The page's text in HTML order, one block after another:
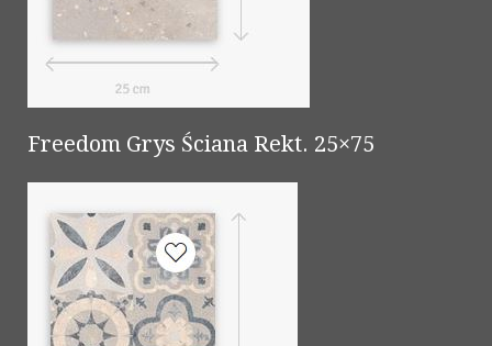
Freedom Grys Ściana Rekt. 25×75